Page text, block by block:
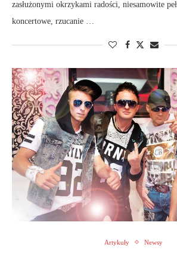
zasłużonymi okrzykami radości, niesamowite
koncertowe, rzucanie …
Artykuły Newsy